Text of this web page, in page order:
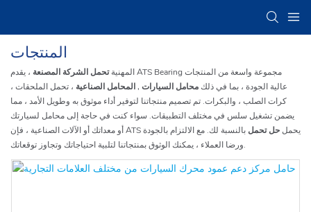
المنتجات
المهنيةتحمل الشركة المصنعة ، يقدم ATS Bearing مجموعة واسعة من المنتجات
عالية الجودة ، بما في ذلك محامل السيارات ,المحامل الصناعية ، تحمل الملحقات ،
كرات الصلب ، والبكرات. تم تصميم منتجاتنا لتوفير أداء موثوق به وطويل الأمد ، مما
يضمن تشغيل سلس في مختلف التطبيقات. سواء كنت في حاجة إلى محامل لسيارتك
أو معداتك أو الآلات الصناعية ، فإن ATS يحمل حل تحمل بالنسبة لك. مع الالتزام بالجودة
ورضا العملاء ، يمكنك الوثوق بمنتجاتنا لتلبية احتياجاتك وتجاوز توقعاتك.